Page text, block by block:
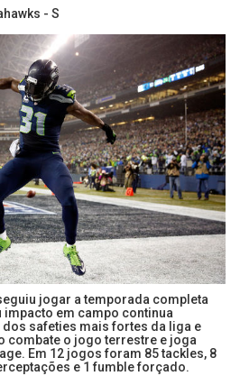
- S
jogar a temporada completa
impacto em campo continua
dos safeties mais fortes da liga e
combate o jogo terrestre e joga
Em 12 jogos foram 85 tackles, 8
e 1 fumble forçado.